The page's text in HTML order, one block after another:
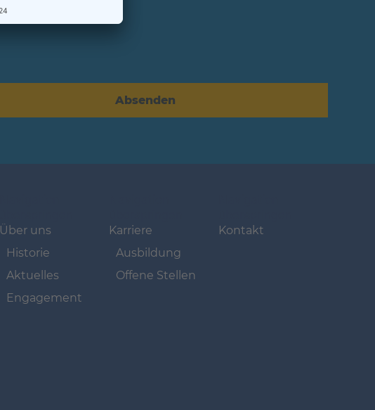
Absenden
Über uns
Historie
Aktuelles
Engagement
Karriere
Ausbildung
Offene Stellen
Kontakt